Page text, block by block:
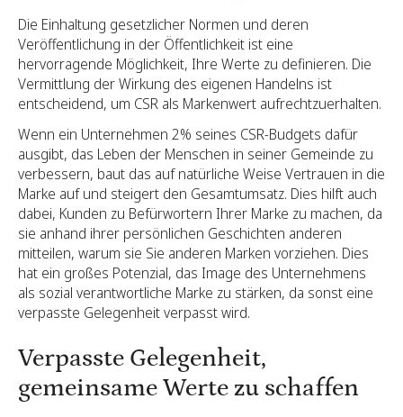
Die Einhaltung gesetzlicher Normen und deren
Veröffentlichung in der Öffentlichkeit ist eine
hervorragende Möglichkeit, Ihre Werte zu definieren. Die
Vermittlung der Wirkung des eigenen Handelns ist
entscheidend, um CSR als Markenwert aufrechtzuerhalten.
Wenn ein Unternehmen 2% seines CSR-Budgets dafür
ausgibt, das Leben der Menschen in seiner Gemeinde zu
verbessern, baut das auf natürliche Weise Vertrauen in die
Marke auf und steigert den Gesamtumsatz. Dies hilft auch
dabei, Kunden zu Befürwortern Ihrer Marke zu machen, da
sie anhand ihrer persönlichen Geschichten anderen
mitteilen, warum sie Sie anderen Marken vorziehen. Dies
hat ein großes Potenzial, das Image des Unternehmens
als sozial verantwortliche Marke zu stärken, da sonst eine
verpasste Gelegenheit verpasst wird.
Verpasste Gelegenheit,
gemeinsame Werte zu schaffen